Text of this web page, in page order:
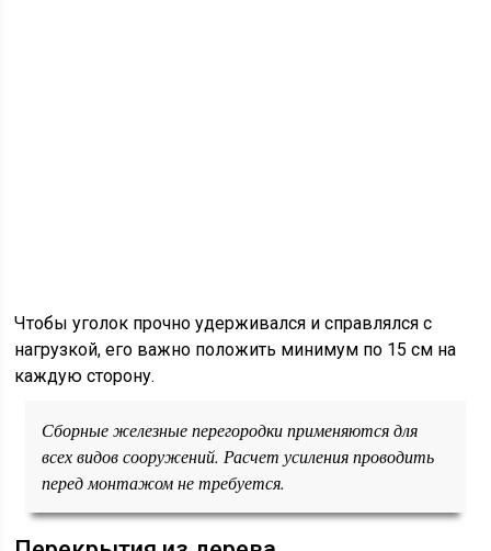
Чтобы уголок прочно удерживался и справлялся с
нагрузкой, его важно положить минимум по 15 см на
каждую сторону.
Сборные железные перегородки применяются для
всех видов сооружений. Расчет усиления проводить
перед монтажом не требуется.